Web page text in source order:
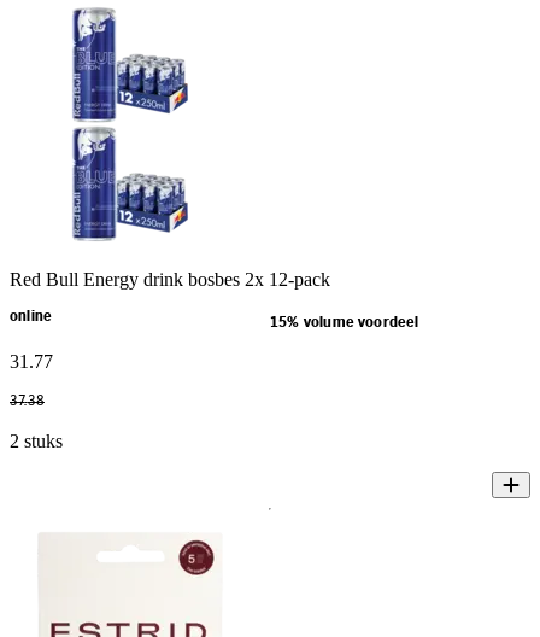
Red Bull Energy drink bosbes 2x 12-pack
online 15% volume voordeel
31 .77
37.38
2 stuks